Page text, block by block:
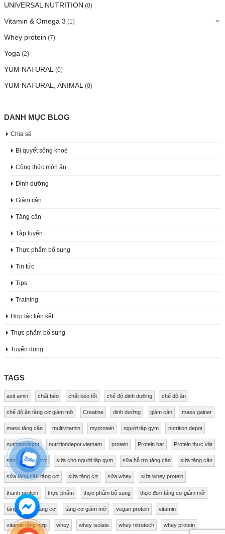
UNIVERSAL NUTRITION (0)
Vitamin & Omega 3 (1)
Whey protein (7)
Yoga (2)
YUM NATURAL (0)
YUM NATURAL, ANIMAL (0)
DANH MỤC BLOG
Chia sẻ
Bí quyết sống khoẻ
Công thức món ăn
Dinh dưỡng
Giảm cân
Tăng cân
Tập luyện
Thực phẩm bổ sung
Tin tức
Tips
Training
Hợp tác liên kết
Thực phẩm bổ sung
Tuyển dụng
TAGS
axit amin chất béo chất béo tốt chế độ dinh dưỡng chế độ ăn
chế độ ăn tăng cơ giảm mỡ Creatine dinh dưỡng giảm cân mass gainer
mass tăng cân multivitamin myprotein người tập gym nutrition depot
nutritiondepot nutritiondepot vietnam protein Protein bar Protein thực vật
sản phẩm hỗ trợ sữa cho người tập gym sữa hỗ trợ tăng cân sữa tăng cân
sữa tăng cân tăng cơ sữa tăng cơ sữa whey sữa whey protein
thanh protein thực phẩm thực phẩm bổ sung thực đơn tăng cơ giảm mỡ
tăng cân tăng cơ tăng cơ giảm mỡ vegan protein vitamin
vitamin tổng hợp whey whey isolate whey nitrotech whey protein